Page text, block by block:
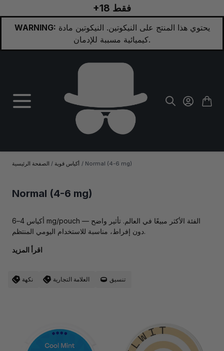
+18 فقط
WARNING:
كيميائية مسببة للإدمان.
الصفحة الرئيسية / أكياس قوية / Normal (4-6 mg)
Normal (4-6 mg)
أكياس 4–6 mg/pouch — الفئة الأكثر مبيعًا في العالم. تأثير واضح
دون إفراط، مناسبة للاستخدام اليومي المنتظم.
اقرأ المزيد
نكهة العلامة التجارية تنسيق